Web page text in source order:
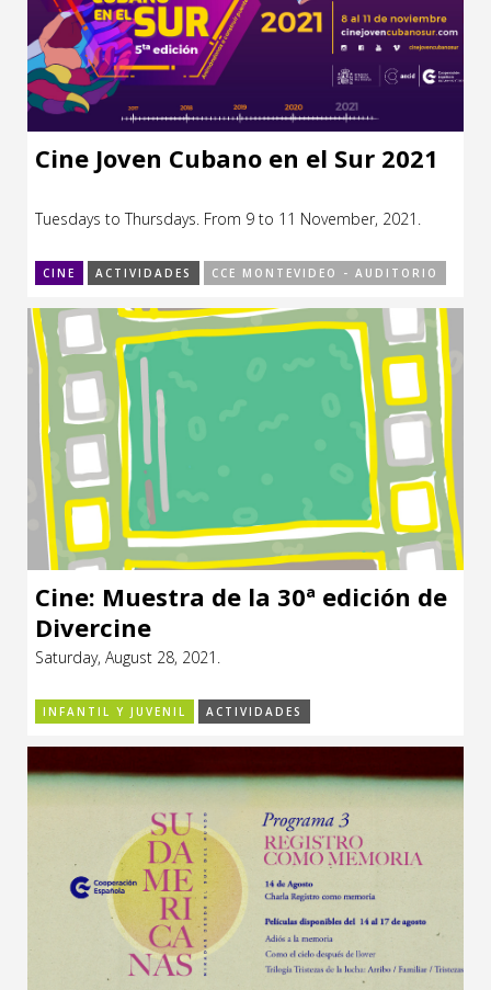
Cine Joven Cubano en el Sur 2021
Tuesdays to Thursdays. From 9 to 11 November, 2021.
CINE ACTIVIDADES CCE MONTEVIDEO - AUDITORIO
Cine: Muestra de la 30ª edición de
Divercine
Saturday, August 28, 2021.
INFANTIL Y JUVENIL ACTIVIDADES